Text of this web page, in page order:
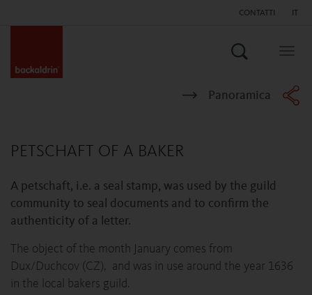
CONTATTI IT
Search
Panoramica
PETSCHAFT OF A BAKER
A petschaft, i.e. a seal stamp, was used by the guild
community to seal documents and to confirm the
authenticity of a letter.
The object of the month January comes from
Dux/Duchcov (CZ), and was in use around the year 1636
in the local bakers guild.